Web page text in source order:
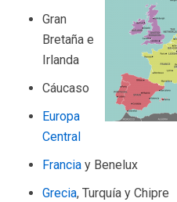
Gran
Bretaña e
Irlanda
Cáucaso
Europa
Central
Francia y Benelux
Grecia, Turquía y Chipre